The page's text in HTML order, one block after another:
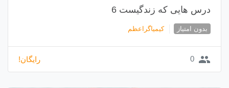
درس هایی که زندگیست 6
بدون امتیاز کیمیاگراعظم
group
0 رایگان!